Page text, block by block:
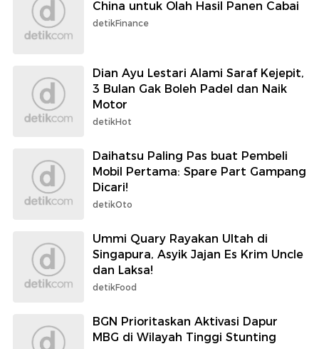
China untuk Olah Hasil Panen Cabai
detikFinance
Dian Ayu Lestari Alami Saraf Kejepit,
3 Bulan Gak Boleh Padel dan Naik
Motor
detikHot
Daihatsu Paling Pas buat Pembeli
Mobil Pertama: Spare Part Gampang
Dicari!
detikOto
Ummi Quary Rayakan Ultah di
Singapura, Asyik Jajan Es Krim Uncle
dan Laksa!
detikFood
BGN Prioritaskan Aktivasi Dapur
MBG di Wilayah Tinggi Stunting